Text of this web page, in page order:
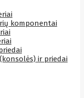
komponentai
ir priedai